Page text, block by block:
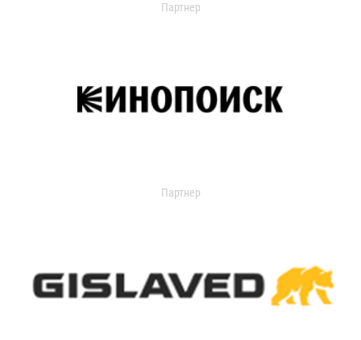
Партнер
Партнер